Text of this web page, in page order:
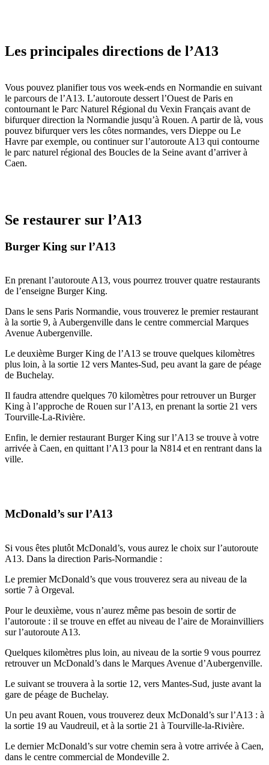
Les principales directions de l’A13
Vous pouvez planifier tous vos week-ends en Normandie en suivant
le parcours de l’A13. L’autoroute dessert l’Ouest de Paris en
contournant le Parc Naturel Régional du Vexin Français avant de
bifurquer direction la Normandie jusqu’à Rouen. A partir de là, vous
pouvez bifurquer vers les côtes normandes, vers Dieppe ou Le
Havre par exemple, ou continuer sur l’autoroute A13 qui contourne
le parc naturel régional des Boucles de la Seine avant d’arriver à
Caen.
Se restaurer sur l’A13
Burger King sur l’A13
En prenant l’autoroute A13, vous pourrez trouver quatre restaurants
de l’enseigne Burger King.
Dans le sens Paris Normandie, vous trouverez le premier restaurant
à la sortie 9, à Aubergenville dans le centre commercial Marques
Avenue Aubergenville.
Le deuxième Burger King de l’A13 se trouve quelques kilomètres
plus loin, à la sortie 12 vers Mantes-Sud, peu avant la gare de péage
de Buchelay.
Il faudra attendre quelques 70 kilomètres pour retrouver un Burger
King à l’approche de Rouen sur l’A13, en prenant la sortie 21 vers
Tourville-La-Rivière.
Enfin, le dernier restaurant Burger King sur l’A13 se trouve à votre
arrivée à Caen, en quittant l’A13 pour la N814 et en rentrant dans la
ville.
McDonald’s sur l’A13
Si vous êtes plutôt McDonald’s, vous aurez le choix sur l’autoroute
A13. Dans la direction Paris-Normandie :
Le premier McDonald’s que vous trouverez sera au niveau de la
sortie 7 à Orgeval.
Pour le deuxième, vous n’aurez même pas besoin de sortir de
l’autoroute : il se trouve en effet au niveau de l’aire de Morainvilliers
sur l’autoroute A13.
Quelques kilomètres plus loin, au niveau de la sortie 9 vous pourrez
retrouver un McDonald’s dans le Marques Avenue d’Aubergenville.
Le suivant se trouvera à la sortie 12, vers Mantes-Sud, juste avant la
gare de péage de Buchelay.
Un peu avant Rouen, vous trouverez deux McDonald’s sur l’A13 : à
la sortie 19 au Vaudreuil, et à la sortie 21 à Tourville-la-Rivière.
Le dernier McDonald’s sur votre chemin sera à votre arrivée à Caen,
dans le centre commercial de Mondeville 2.